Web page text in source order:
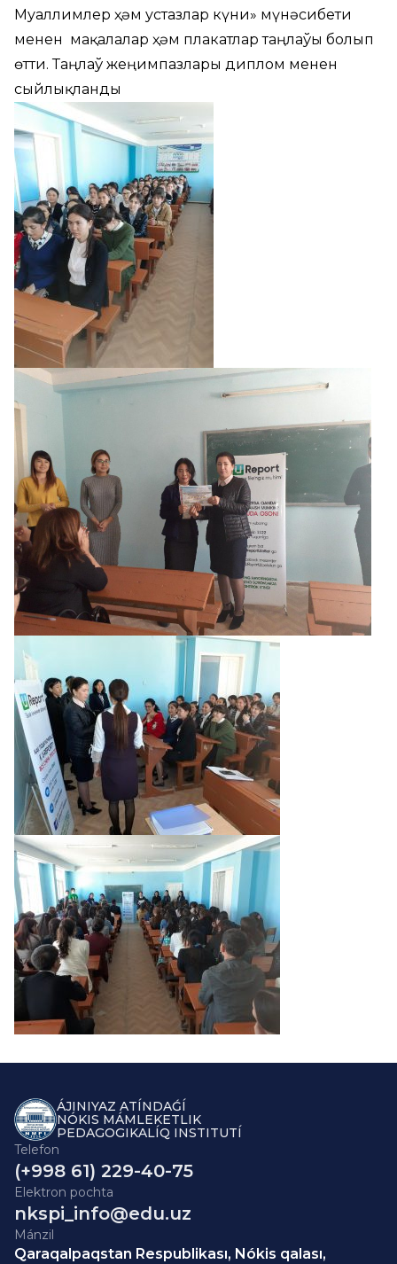
Муғаллимлер ҳәм устазлар күни» мүнәсибети
менен мақалалар ҳәм плакатлар таңлаўы болып
өтти. Таңлаў жеңимпазлары диплом менен
сыйлықланды
ÁJINIYAZ ATÍNDAǴÍ
NÓKIS MÁMLEKETLIK
PEDAGOGIKALÍQ INSTITUTÍ
Telefon
(+998 61) 229-40-75
Elektron pochta
nkspi_info@edu.uz
Mánzil
Qaraqalpaqstan Respublikası, Nókis qalası,